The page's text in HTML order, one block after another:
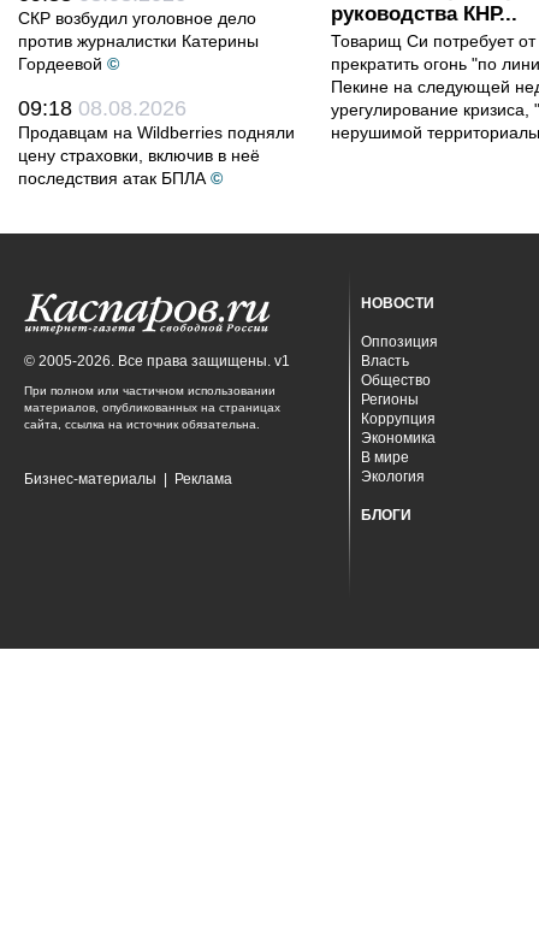
СКР возбудил уголовное дело
против журналистки Катерины
Гордеевой ©
09:18 08.08.2026
Продавцам на Wildberries подняли
цену страховки, включив в неё
последствия атак БПЛА ©
руководства КНР...
Товарищ Си потребует
прекратить огонь "по
Пекине на следующей
урегулирование
нерушимой
© 2005-2026. Все права защищены. v1
При полном или частичном использовании
материалов, опубликованных на страницах
сайта, ссылка на источник обязательна.
Бизнес-материалы Реклама
НОВОСТИ
Оппозиция
Власть
Общество
Регионы
Коррупция
Экономика
В мире
Экология
БЛОГИ